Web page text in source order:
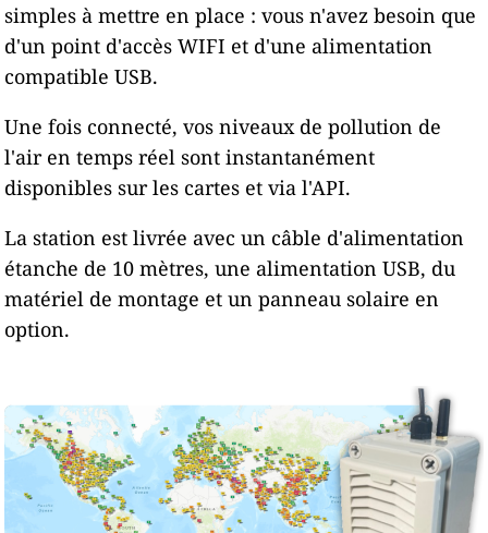
simples à mettre en place : vous n'avez besoin que
d'un point d'accès WIFI et d'une alimentation
compatible USB.
Une fois connecté, vos niveaux de pollution de
l'air en temps réel sont instantanément
disponibles sur les cartes et via l'API.
La station est livrée avec un câble d'alimentation
étanche de 10 mètres, une alimentation USB, du
matériel de montage et un panneau solaire en
option.